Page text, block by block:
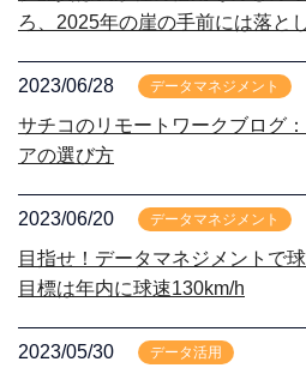
ろ、2025年の崖の手前には落と
2023/06/28 データマネジメント
サチコのリモートワークブログ
アの選び方
2023/06/20 データマネジメント
目指せ！データマネジメントで
目標は年内に球速130km/h
2023/05/30 データ活用